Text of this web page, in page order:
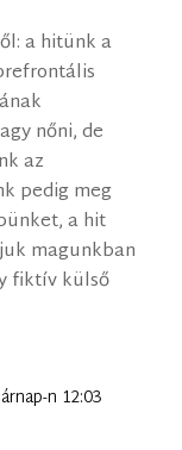
a hitünk a
nőni, de
az
pedig meg
a hit
magunkban
fiktív külső
n 12:03